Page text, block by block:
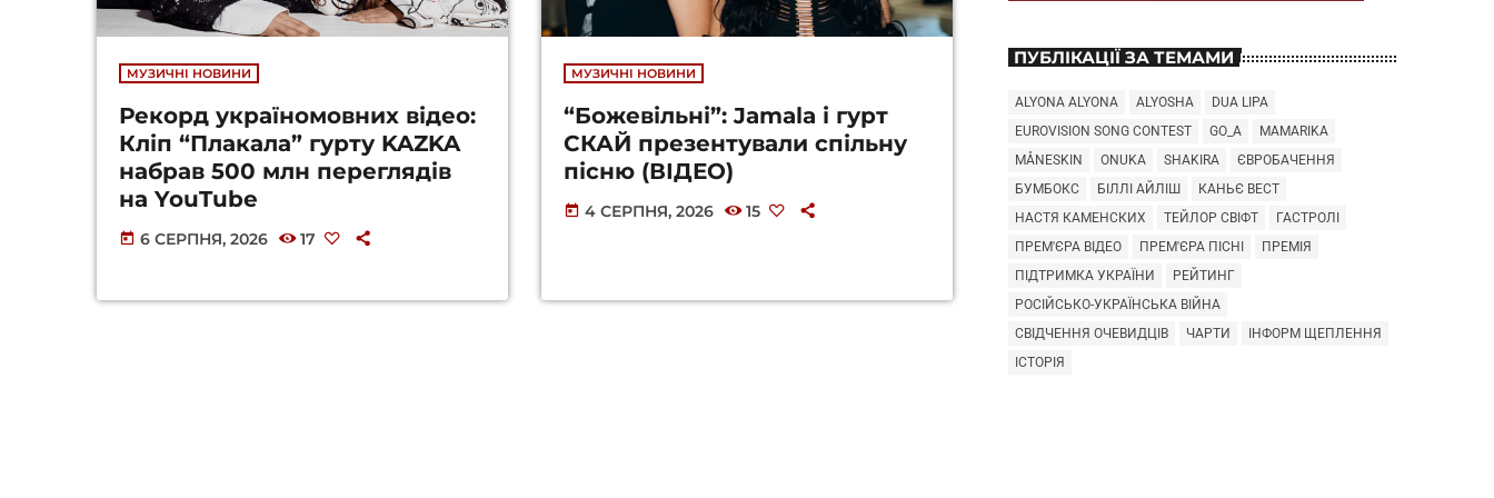
МУЗИЧНІ НОВИНИ
Рекорд україномовних відео:
Кліп “Плакала” гурту KAZKA
набрав 500 млн переглядів
на YouTube
today 6 СЕРПНЯ, 2026 17
МУЗИЧНІ НОВИНИ
“Божевільні”: Jamala і гурт
СКАЙ презентували спільну
пісню (ВІДЕО)
today 4 СЕРПНЯ, 2026 15
ПУБЛІКАЦІЇ ЗА ТЕМАМИ
ALYONA ALYONA ALYOSHA
DUA LIPA
EUROVISION SONG CONTEST
GO_A
MAMARIKA
MÅNESKIN
ONUKA SHAKIRA
ЄВРОБАЧЕННЯ
БУМБОКС
БІЛЛІ АЙЛІШ
КАНЬЄ ВЕСТ
НАСТЯ КАМЕНСКИХ
ТЕЙЛОР СВІФТ
ГАСТРОЛІ
ПРЕМ'ЄРА ВІДЕО
ПРЕМ'ЄРА ПІСНІ
ПРЕМІЯ
ПІДТРИМКА УКРАЇНИ
РЕЙТИНГ
РОСІЙСЬКО-УКРАЇНСЬКА ВІЙНА
СВІДЧЕННЯ ОЧЕВИДЦІВ
ЧАРТИ
ІНФОРМ ЩЕПЛЕННЯ
ІСТОРІЯ